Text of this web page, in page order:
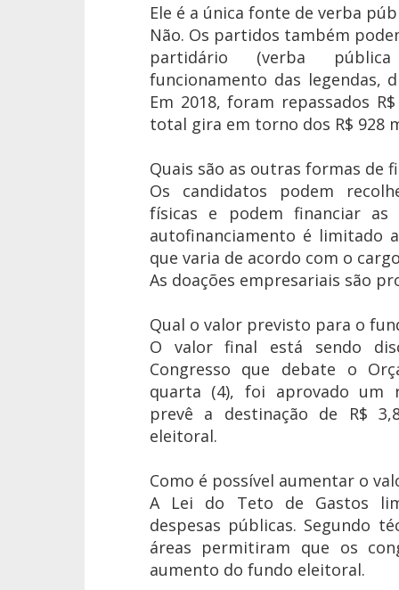
Ele é a única fonte de verba
Não. Os partidos também
partidário (verba
funcionamento das legendas,
Em 2018, foram repassados
total gira em torno dos R$ 928
Quais são as outras formas de
Os candidatos podem
físicas e podem financiar as
autofinanciamento é limitado
que varia de acordo com o
As doações empresariais são
Qual o valor previsto para o
O valor final está sendo
Congresso que debate o
quarta (4), foi aprovado um
prevê a destinação de R$
eleitoral.
Como é possível aumentar o
A Lei do Teto de Gastos
despesas públicas. Segundo
áreas permitiram que os
aumento do fundo eleitoral.